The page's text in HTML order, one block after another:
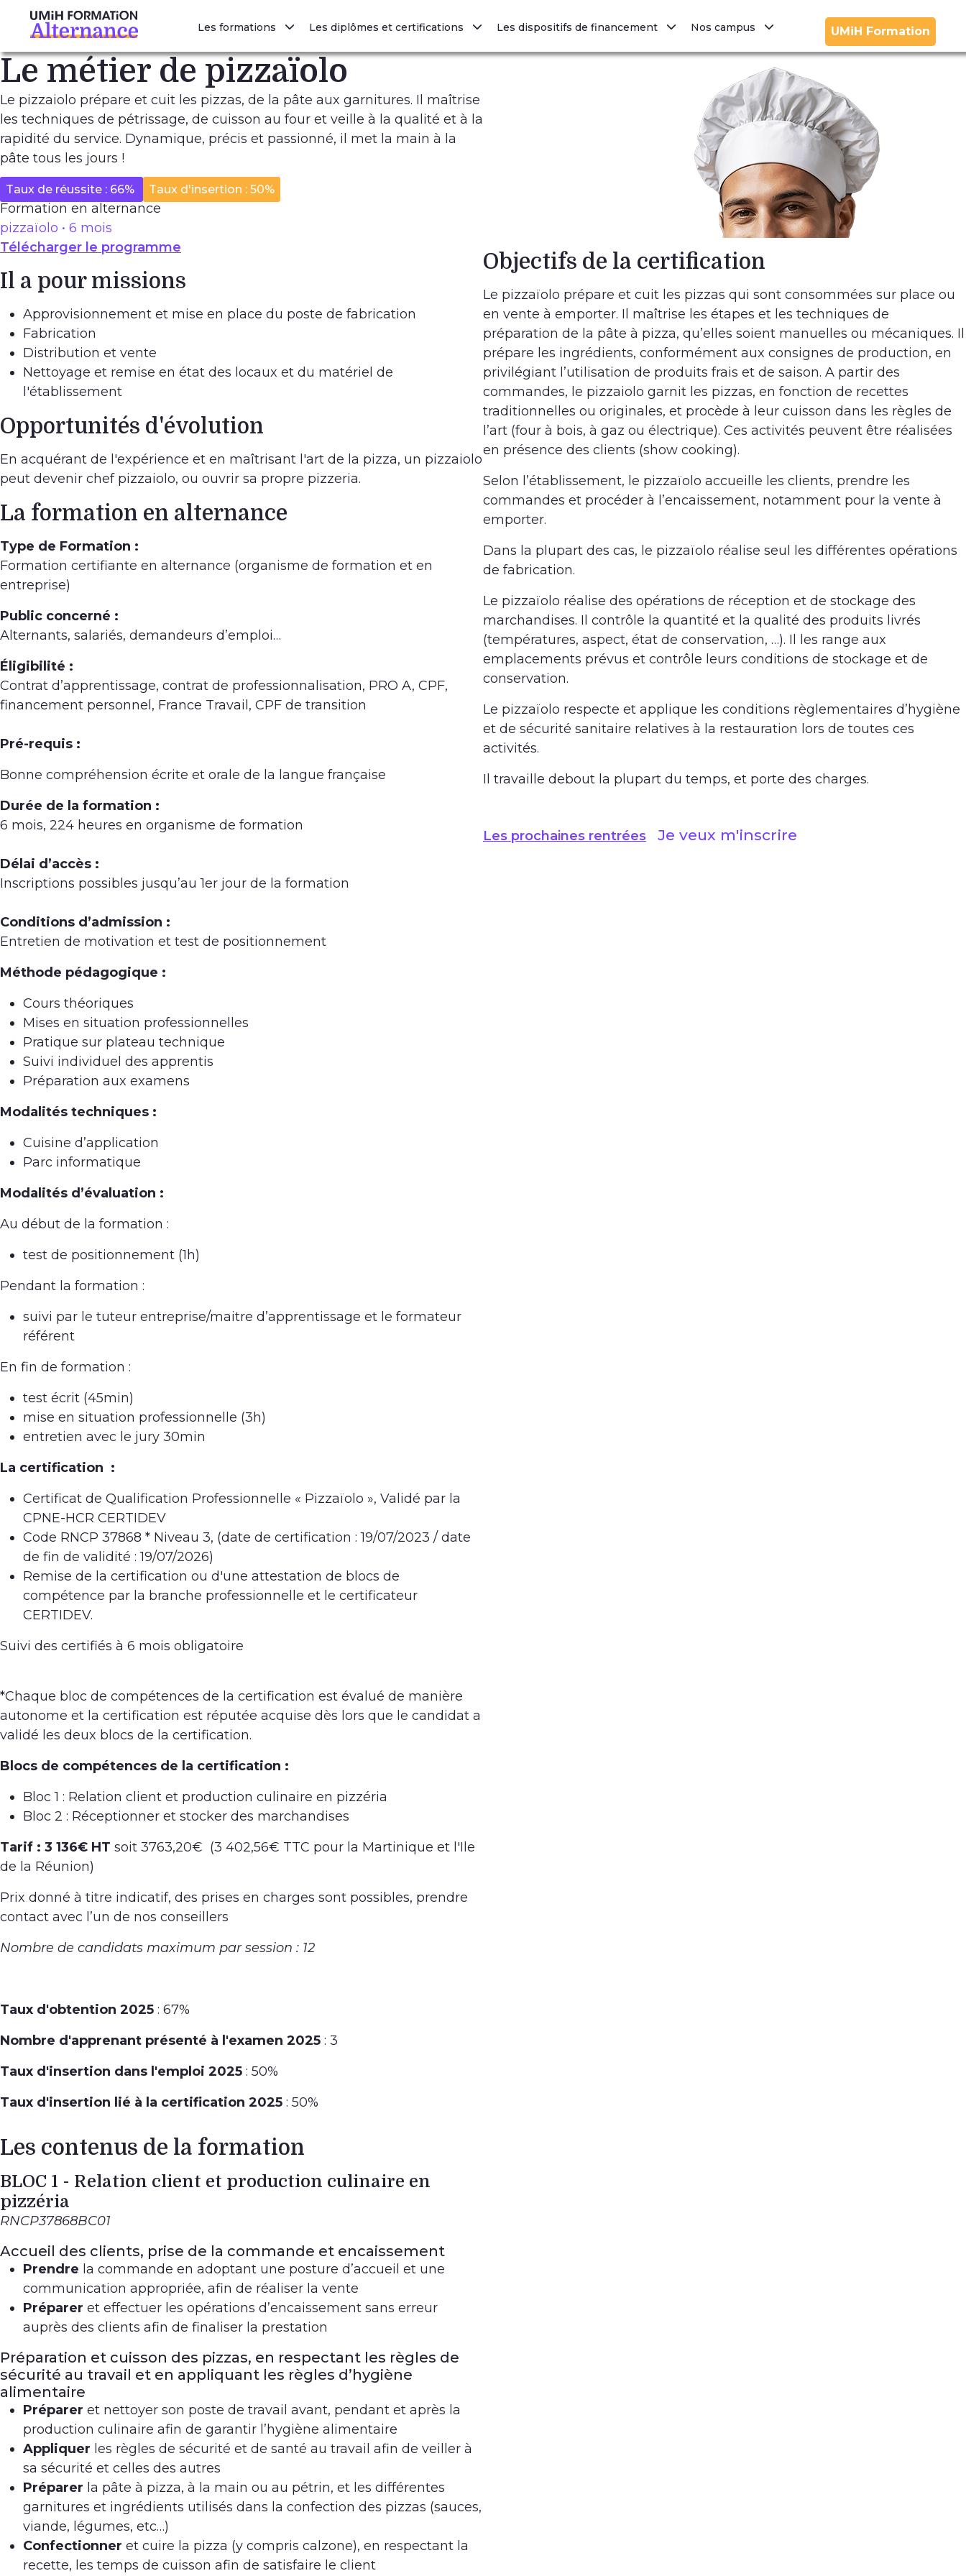
Aller au contenu principal
Les formations Les diplômes et certifications Les dispositifs de financement Nos campus UMiH Formation
Le métier de pizzaïolo
Le pizzaiolo prépare et cuit les pizzas, de la pâte aux garnitures. Il maîtrise
les techniques de pétrissage, de cuisson au four et veille à la qualité et à la
rapidité du service. Dynamique, précis et passionné, il met la main à la
pâte tous les jours !
Taux de réussite : 66% Taux d'insertion : 50%
Formation en alternance
pizzaïolo • 6 mois
Télécharger le programme
Il a pour missions
Approvisionnement et mise en place du poste de fabrication
Fabrication
Distribution et vente
Nettoyage et remise en état des locaux et du matériel de
l'établissement
Opportunités d'évolution
En acquérant de l'expérience et en maîtrisant l'art de la pizza, un pizzaiolo
peut devenir chef pizzaiolo, ou ouvrir sa propre pizzeria.
La formation en alternance
Type de Formation :
Formation certifiante en alternance (organisme de formation et en
entreprise)
Public concerné :
Alternants, salariés, demandeurs d’emploi…
Éligibilité :
Contrat d’apprentissage, contrat de professionnalisation, PRO A, CPF,
financement personnel, France Travail, CPF de transition
Pré-requis :
Bonne compréhension écrite et orale de la langue française
Durée de la formation :
6 mois, 224 heures en organisme de formation
Délai d’accès :
Inscriptions possibles jusqu’au 1er jour de la formation
Conditions d’admission :
Entretien de motivation et test de positionnement
Méthode pédagogique :
Cours théoriques
Mises en situation professionnelles
Pratique sur plateau technique
Suivi individuel des apprentis
Préparation aux examens
Modalités techniques :
Cuisine d’application
Parc informatique
Modalités d’évaluation :
Au début de la formation :
test de positionnement (1h)
Pendant la formation :
suivi par le tuteur entreprise/maitre d’apprentissage et le formateur
référent
En fin de formation :
test écrit (45min)
mise en situation professionnelle (3h)
entretien avec le jury 30min
La certification :
Certificat de Qualification Professionnelle « Pizzaïolo », Validé par la
CPNE-HCR CERTIDEV
Code RNCP 37868 * Niveau 3, (date de certification : 19/07/2023 / date
de fin de validité : 19/07/2026)
Remise de la certification ou d'une attestation de blocs de
compétence par la branche professionnelle et le certificateur
CERTIDEV.
Suivi des certifiés à 6 mois obligatoire
*Chaque bloc de compétences de la certification est évalué de manière
autonome et la certification est réputée acquise dès lors que le candidat a
validé les deux blocs de la certification.
Blocs de compétences de la certification :
Bloc 1 : Relation client et production culinaire en pizzéria
Bloc 2 : Réceptionner et stocker des marchandises
Tarif : 3 136€ HT soit 3763,20€ (3 402,56€ TTC pour la Martinique et l'Ile
de la Réunion)
Prix donné à titre indicatif, des prises en charges sont possibles, prendre
contact avec l’un de nos conseillers
Nombre de candidats maximum par session : 12
Taux d'obtention 2025 : 67%
Nombre d'apprenant présenté à l'examen 2025 : 3
Taux d'insertion dans l'emploi 2025 : 50%
Taux d'insertion lié à la certification 2025 : 50%
Objectifs de la certification
Le pizzaïolo prépare et cuit les pizzas qui sont consommées sur place ou
en vente à emporter. Il maîtrise les étapes et les techniques de
préparation de la pâte à pizza, qu’elles soient manuelles ou mécaniques. Il
prépare les ingrédients, conformément aux consignes de production, en
privilégiant l’utilisation de produits frais et de saison. A partir des
commandes, le pizzaiolo garnit les pizzas, en fonction de recettes
traditionnelles ou originales, et procède à leur cuisson dans les règles de
l’art (four à bois, à gaz ou électrique). Ces activités peuvent être réalisées
en présence des clients (show cooking).
Selon l’établissement, le pizzaïolo accueille les clients, prendre les
commandes et procéder à l’encaissement, notamment pour la vente à
emporter.
Dans la plupart des cas, le pizzaïolo réalise seul les différentes opérations
de fabrication.
Le pizzaïolo réalise des opérations de réception et de stockage des
marchandises. Il contrôle la quantité et la qualité des produits livrés
(températures, aspect, état de conservation, …). Il les range aux
emplacements prévus et contrôle leurs conditions de stockage et de
conservation.
Le pizzaïolo respecte et applique les conditions règlementaires d’hygiène
et de sécurité sanitaire relatives à la restauration lors de toutes ces
activités.
Il travaille debout la plupart du temps, et porte des charges.
Les prochaines rentrées Je veux m'inscrire
Les contenus de la formation
BLOC 1 - Relation client et production culinaire en
pizzéria
RNCP37868BC01
Accueil des clients, prise de la commande et encaissement
Prendre la commande en adoptant une posture d’accueil et une
communication appropriée, afin de réaliser la vente
Préparer et effectuer les opérations d’encaissement sans erreur
auprès des clients afin de finaliser la prestation
Préparation et cuisson des pizzas, en respectant les règles de
sécurité au travail et en appliquant les règles d’hygiène
alimentaire
Préparer et nettoyer son poste de travail avant, pendant et après la
production culinaire afin de garantir l’hygiène alimentaire
Appliquer les règles de sécurité et de santé au travail afin de veiller à
sa sécurité et celles des autres
Préparer la pâte à pizza, à la main ou au pétrin, et les différentes
garnitures et ingrédients utilisés dans la confection des pizzas (sauces,
viande, légumes, etc…)
Confectionner et cuire la pizza (y compris calzone), en respectant la
recette, les temps de cuisson afin de satisfaire le client